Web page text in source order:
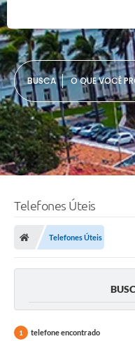
O QUE VOCÊ PROCURA?
Telefones Úteis
Telefones Úteis
1 telefone encontrado